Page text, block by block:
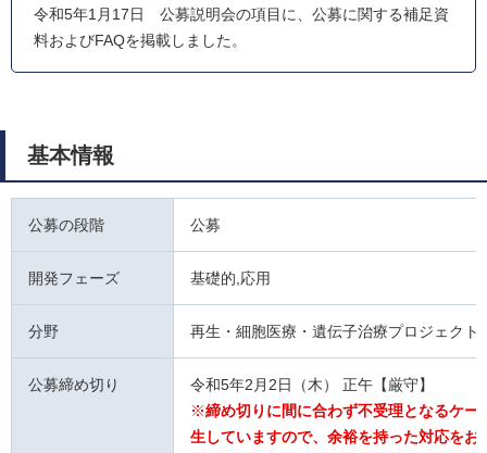
令和5年1月17日 公募説明会の項目に、公募に関する補足資
料およびFAQを掲載しました。
基本情報
公募の段階 公募
開発フェーズ 基礎的,応用
分野 再生・細胞医療・遺伝子治療プロジェクト
公募締め切り
令和5年2月2日（木） 正午【厳守】
※締め切りに間に合わず不受理となるケー
生していますので、余裕を持った対応をお